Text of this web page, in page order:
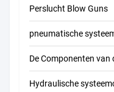
Perslucht Blow Guns
pneumatische
De Componenten
Hydraulische